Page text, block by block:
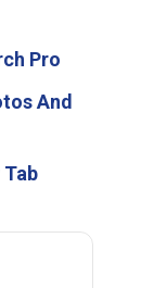
Pro
And